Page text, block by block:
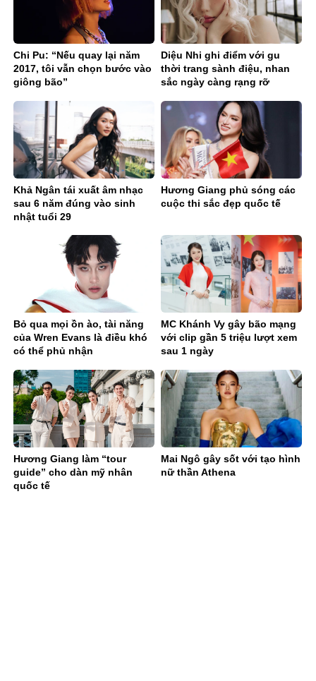
Chi Pu: “Nếu quay lại năm
2017, tôi vẫn chọn bước vào
giông bão”
Diệu Nhi ghi điểm với gu
thời trang sành điệu, nhan
sắc ngày càng rạng rỡ
Khả Ngân tái xuất âm nhạc
sau 6 năm đúng vào sinh
nhật tuổi 29
Hương Giang phủ sóng các
cuộc thi sắc đẹp quốc tế
Bỏ qua mọi ồn ào, tài năng
của Wren Evans là điều khó
có thể phủ nhận
MC Khánh Vy gây bão mạng
với clip gần 5 triệu lượt xem
sau 1 ngày
Hương Giang làm “tour
guide” cho dàn mỹ nhân
quốc tế
Mai Ngô gây sốt với tạo hình
nữ thần Athena